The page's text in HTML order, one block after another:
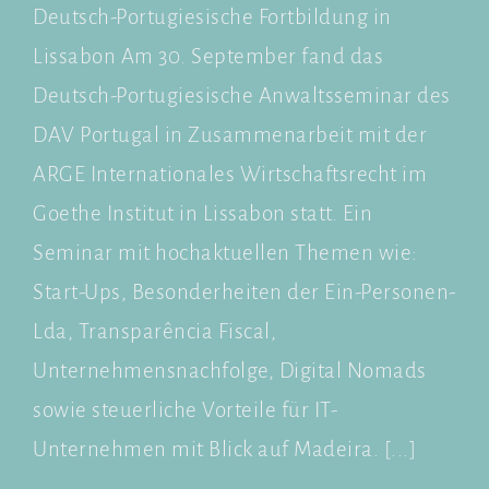
Deutsch-Portugiesische Fortbildung in
Lissabon Am 30. September fand das
Deutsch-Portugiesische Anwaltsseminar des
DAV Portugal in Zusammenarbeit mit der
ARGE Internationales Wirtschaftsrecht im
Goethe Institut in Lissabon statt. Ein
Seminar mit hochaktuellen Themen wie:
Start-Ups, Besonderheiten der Ein-Personen-
Lda, Transparência Fiscal,
Unternehmensnachfolge, Digital Nomads
sowie steuerliche Vorteile für IT-
Unternehmen mit Blick auf Madeira. [...]